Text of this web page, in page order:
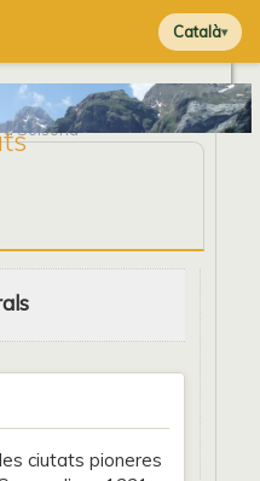
Català
Solsona
ciutats pioneres